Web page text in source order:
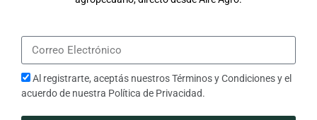
Al registrarte, aceptás nuestrosTérminos y Condicionesy el
acuerdo de nuestra Política de Privacidad.